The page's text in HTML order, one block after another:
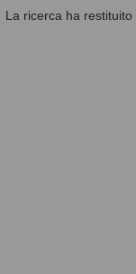
La ricerca ha restituito